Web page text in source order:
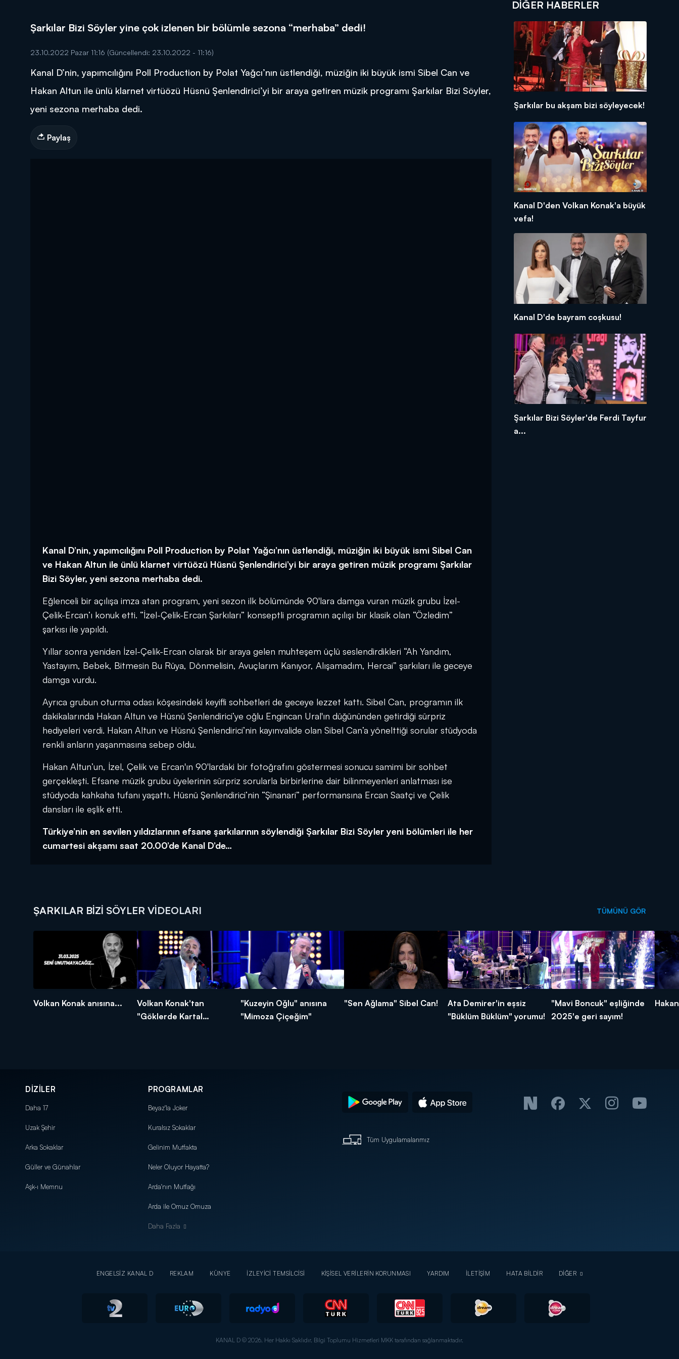
DİĞER SONUÇLAR
Şarkılar Bizi Söyler yine çok izlenen bir bölümle sezona “merhaba” dedi!
23.10.2022 Pazar 11:16 (Güncellendi: 23.10.2022 - 11:16)
Kanal D’nin, yapımcılığını Poll Production by Polat Yağcı’nın üstlendiği, müziğin iki büyük ismi Sibel Can ve
Hakan Altun ile ünlü klarnet virtüözü Hüsnü Şenlendirici’yi bir araya getiren müzik programı Şarkılar Bizi Söyler,
yeni sezona merhaba dedi.
Paylaş
Kanal D’nin, yapımcılığını Poll Production by Polat Yağcı’nın üstlendiği, müziğin iki büyük ismi Sibel Can
ve Hakan Altun ile ünlü klarnet virtüözü Hüsnü Şenlendirici’yi bir araya getiren müzik programı Şarkılar
Bizi Söyler, yeni sezona merhaba dedi.
Eğlenceli bir açılışa imza atan program, yeni sezon ilk bölümünde 90'lara damga vuran müzik grubu İzel-
Çelik-Ercan’ı konuk etti. “İzel-Çelik-Ercan Şarkıları” konseptli programın açılışı bir klasik olan “Özledim”
şarkısı ile yapıldı.
Yıllar sonra yeniden İzel-Çelik-Ercan olarak bir araya gelen muhteşem üçlü seslendirdikleri “Ah Yandım,
Yastayım, Bebek, Bitmesin Bu Rüya, Dönmelisin, Avuçlarım Kanıyor, Alışamadım, Hercai” şarkıları ile geceye
damga vurdu.
Ayrıca grubun oturma odası köşesindeki keyifli sohbetleri de geceye lezzet kattı. Sibel Can, programın ilk
dakikalarında Hakan Altun ve Hüsnü Şenlendirici’ye oğlu Engincan Ural'ın düğününden getirdiği sürpriz
hediyeleri verdi. Hakan Altun ve Hüsnü Şenlendirici’nin kayınvalide olan Sibel Can’a yönelttiği sorular stüdyoda
renkli anların yaşanmasına sebep oldu.
Hakan Altun’un, İzel, Çelik ve Ercan'ın 90'lardaki bir fotoğrafını göstermesi sonucu samimi bir sohbet
gerçekleşti. Efsane müzik grubu üyelerinin sürpriz sorularla birbirlerine dair bilinmeyenleri anlatması ise
stüdyoda kahkaha tufanı yaşattı. Hüsnü Şenlendirici’nin “Şinanari” performansına Ercan Saatçi ve Çelik
dansları ile eşlik etti.
Türkiye’nin en sevilen yıldızlarının efsane şarkılarının söylendiği Şarkılar Bizi Söyler yeni bölümleri ile her
cumartesi akşamı saat 20.00’de Kanal D’de…
DIĞER HABERLER
Şarkılar bu akşam bizi söyleyecek!
Kanal D'den Volkan Konak'a büyük
vefa!
Kanal D'de bayram coşkusu!
Şarkılar Bizi Söyler'de Ferdi Tayfur
a...
ŞARKILAR BIZI SÖYLER VIDEOLARI TÜMÜNÜ GÖR
Volkan Konak anısına...
Volkan Konak'tan
"Göklerde Kartal
"Kuzeyin Oğlu" anısına
"Mimoza Çiçeğim"
"Sen Ağlama" Sibel Can!
Ata Demirer'in eşsiz
"Büklüm Büklüm" yorumu!
"Mavi Boncuk" eşliğinde
2025'e geri sayım!
DİZİLER
Daha 17
Uzak Şehir
Arka Sokaklar
Güller ve Günahlar
Aşk-ı Memnu
PROGRAMLAR
Beyaz'la Joker
Kuralsız Sokaklar
Gelinim Mutfakta
Neler Oluyor Hayatta?
Arda'nın Mutfağı
Arda ile Omuz Omuza
Daha Fazla
Tüm Uygulamalarımız
ENGELSİZ KANAL D REKLAM KÜNYE İZLEYİCİ TEMSİLCİSİ KİŞİSEL VERİLERİN KORUNMASI YARDIM İLETİŞİM HATA BİLDİR DİĞER
KANAL D © 2026. Her Hakkı Saklıdır. Bilgi Toplumu Hizmetleri MKK tarafından sağlanmaktadır.